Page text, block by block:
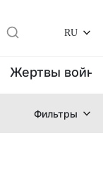
RU
Жертвы
Фильтры